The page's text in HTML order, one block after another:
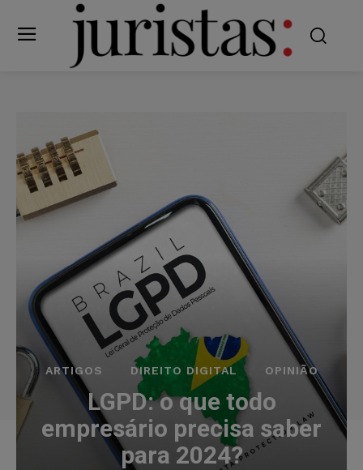
ARTIGOS DIREITO DIGITAL OPINIÃO
LGPD: o que todo
empresário precisa saber
para 2024?